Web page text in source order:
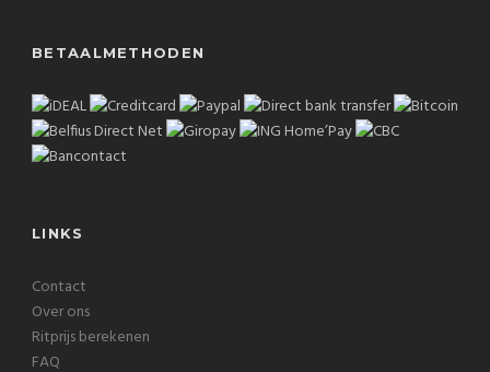
BETAALMETHODEN
LINKS
Contact
Over ons
Ritprijs berekenen
FAQ